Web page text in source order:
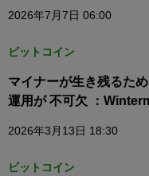
2026年7月7日 06:00
ビットコイン
マイナーが生き残るた
運用が 不可欠 ：
2026年3月13日 18:30
ビットコイン